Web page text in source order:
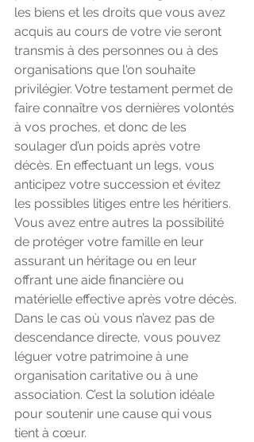
les biens et les droits que vous avez
acquis au cours de votre vie seront
transmis à des personnes ou à des
organisations que l'on souhaite
privilégier. Votre testament permet de
faire connaître vos dernières volontés
à vos proches, et donc de les
soulager d’un poids après votre
décès. En effectuant un legs, vous
anticipez votre succession et évitez
les possibles litiges entre les héritiers.
Vous avez entre autres la possibilité
de protéger votre famille en leur
assurant un héritage ou en leur
offrant une aide financière ou
matérielle effective après votre décès.
Dans le cas où vous n’avez pas de
descendance directe, vous pouvez
léguer votre patrimoine à une
organisation caritative ou à une
association. C’est la solution idéale
pour soutenir une cause qui vous
tient à cœur.